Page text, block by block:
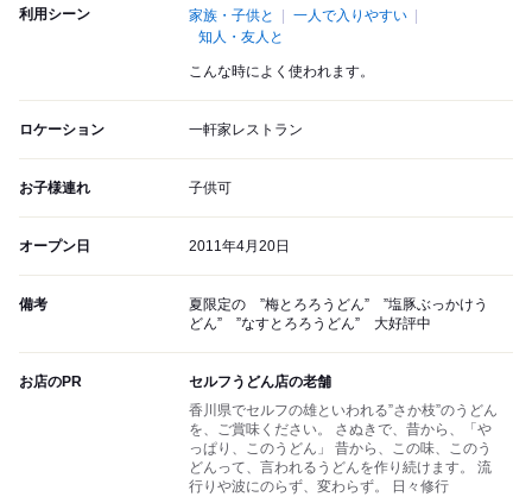
利用シーン 家族・子供と
一人で入りやすい
知人・友人と
こんな時によく使われます。
ロケーション 一軒家レストラン
お子様連れ 子供可
オープン日 2011年4月20日
備考
夏限定の ”梅とろろうどん” ”塩豚ぶっかけう
どん” ”なすとろろうどん” 大好評中
お店のPR
セルフうどん店の老舗
香川県でセルフの雄といわれる”さか枝”のうどん
を、ご賞味ください。 さぬきで、昔から、「や
っぱり、このうどん」 昔から、この味、このう
どんって、言われるうどんを作り続けます。 流
行りや波にのらず、変わらず。 日々修行